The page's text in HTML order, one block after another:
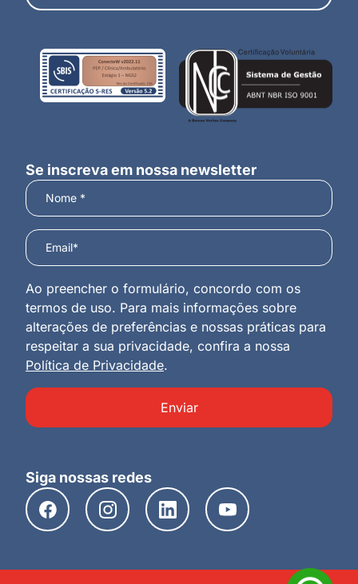
Se inscreva em nossa newsletter
Ao preencher o formulário, concordo com os
termos de uso. Para mais informações sobre
alterações de preferências e nossas práticas para
respeitar a sua privacidade, confira a nossa
Política de Privacidade.
Enviar
Siga nossas redes